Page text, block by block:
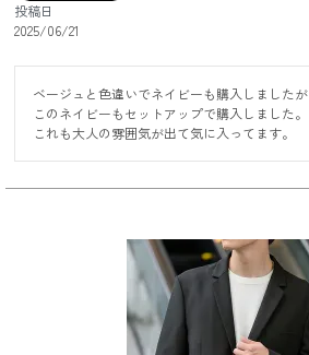
投稿日
2025/06/21
ベージュと色違いでネイビーも購入しましたが
このネイビーもセットアップで購入しました。
これも大人の雰囲気が出て気に入ってます。